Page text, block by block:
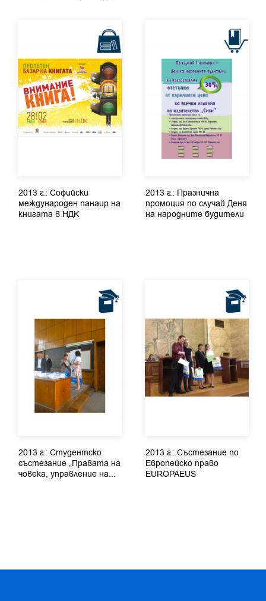
2013 г.: Софийски
международен панаир на
книгата в НДК
2013 г.: Празнична
промоция по случай Деня
на народните будители
2013 г.: Студентско
състезание „Правата на
човека, управление на...
2013 г.: Състезание по
Европейско право
EUROPAEUS